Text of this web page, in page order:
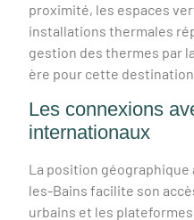
proximité, les espaces
installations thermales
gestion des thermes par
ère pour cette
Les connexions
internationaux
La position
les-Bains facilite son
urbains et les